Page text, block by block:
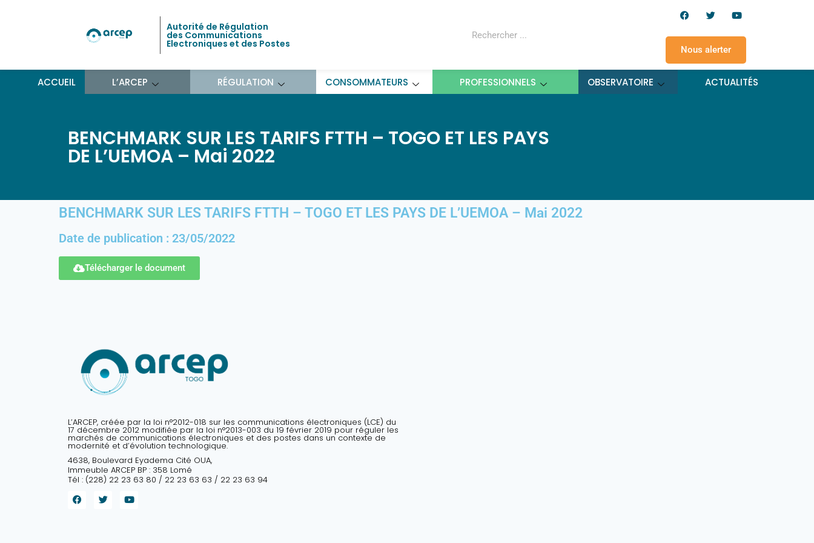
Autorité de Régulation
des Communications
Electroniques et des Postes
Nous alerter
ACCUEIL L’ARCEP RÉGULATION CONSOMMATEURS PROFESSIONNELS OBSERVATOIRE ACTUALITÉS
BENCHMARK SUR LES TARIFS FTTH – TOGO ET LES PAYS
DE L’UEMOA – Mai 2022
BENCHMARK SUR LES TARIFS FTTH – TOGO ET LES PAYS DE L’UEMOA – Mai 2022
Date de publication : 23/05/2022
Télécharger le document
L’ARCEP, créée par la loi n°2012-018 sur les communications électroniques (LCE) du
17 décembre 2012 modifiée par la loi n°2013-003 du 19 février 2019 pour réguler les
marchés de communications électroniques et des postes dans un contexte de
modernité et d’évolution technologique.
4638, Boulevard Eyadema Cité OUA,
Immeuble ARCEP BP : 358 Lomé
Tél : (228) 22 23 63 80 / 22 23 63 63 / 22 23 63 94